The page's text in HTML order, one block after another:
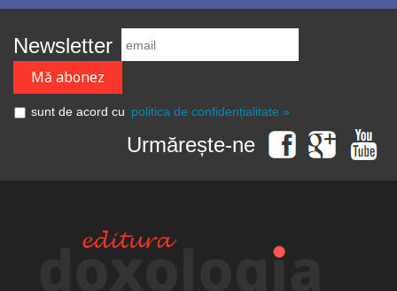
Newsletter
sunt de acord cu politica de confidențialitate »
Urmărește-ne